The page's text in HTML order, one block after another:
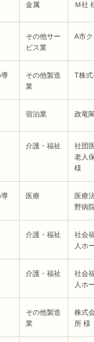
金属 Ｍ社
その他サー
ビス業
A市
その他製造
業
T株
宿泊業 政竜
介護・福祉
社団
老人
様
医療
医療
野病
介護・福祉
社会
人ホ
介護・福祉
社会
人ホ
その他製造
業
株式
所 様